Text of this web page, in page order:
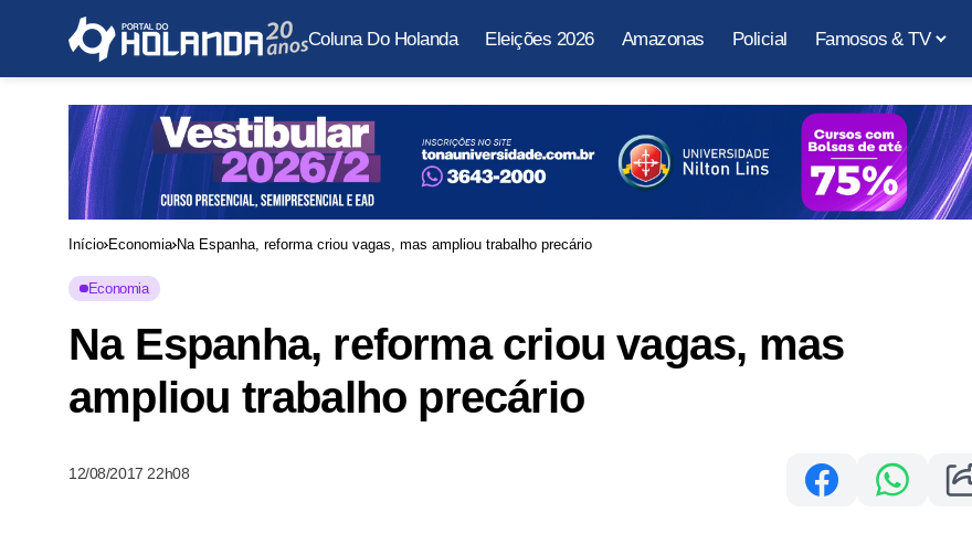
Coluna Do Holanda Eleições 2026 Amazonas Policial Famosos & TV
Início Economia Na Espanha, reforma criou vagas, mas ampliou trabalho precário
Economia
Na Espanha, reforma criou vagas, mas
ampliou trabalho precário
12/08/2017 22h08